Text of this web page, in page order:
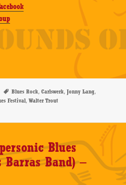
Schlagwörter
Blues Rock,Carlswerk,Jonny Lang,
Festival,Walter Trout
The Blues Festival, 25.05.2019, Carlswerk
Blues
Band) –